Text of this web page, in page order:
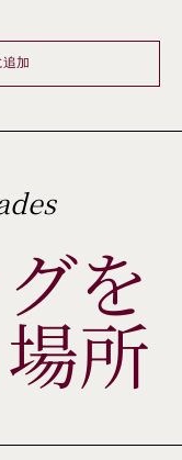
加
を
所